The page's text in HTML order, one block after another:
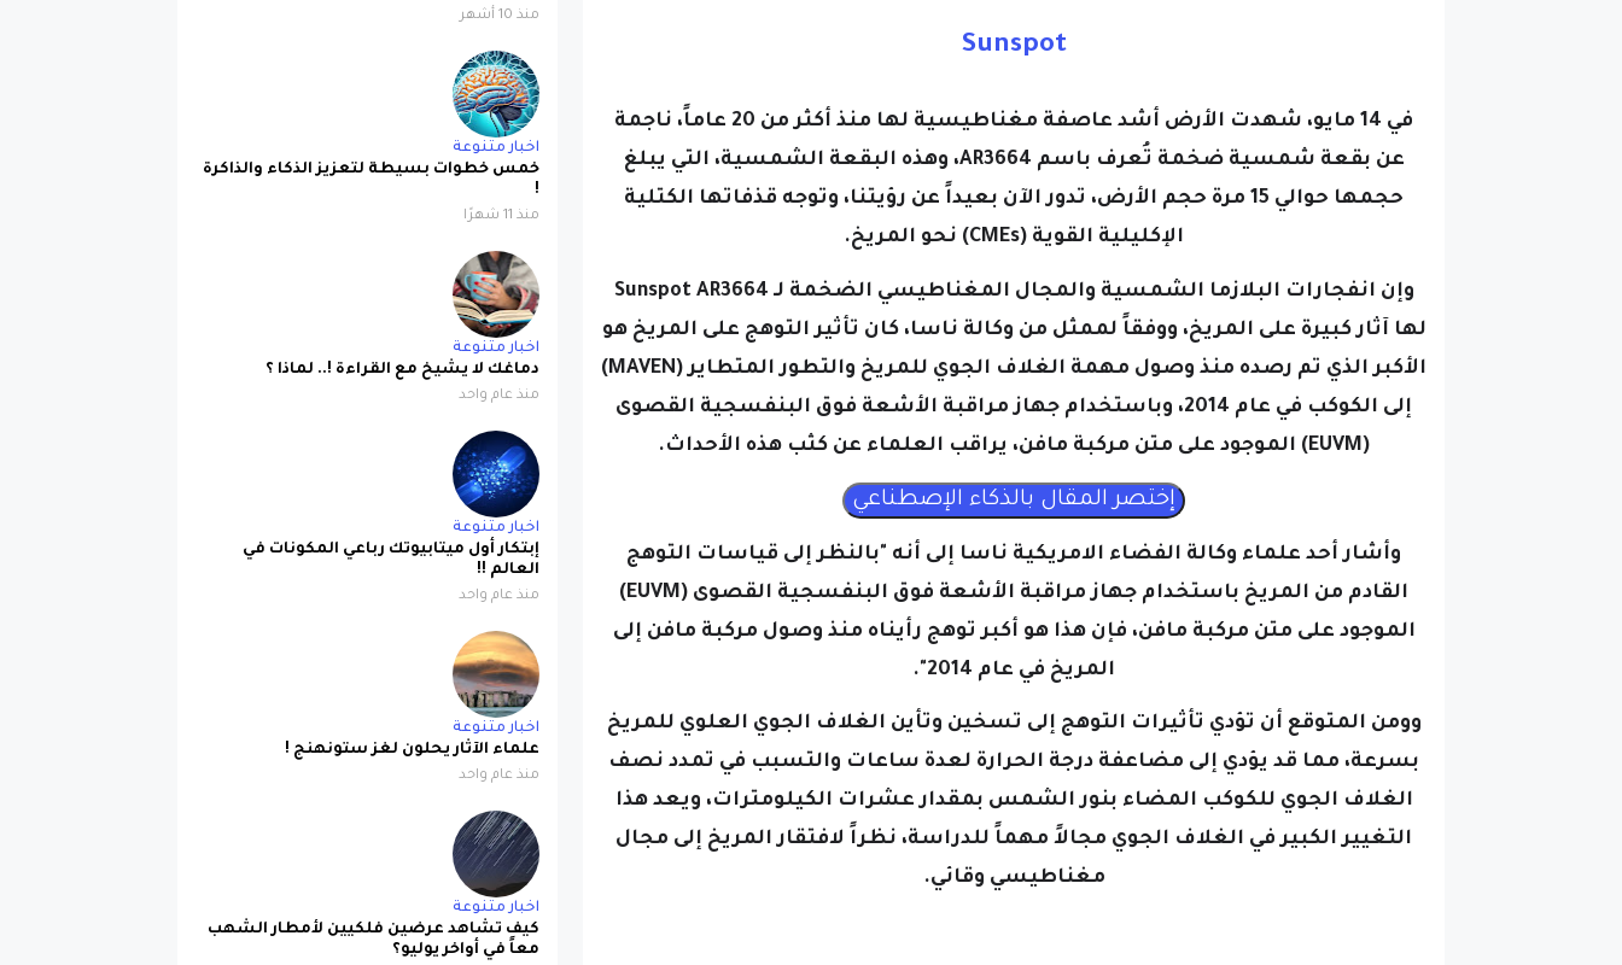
Sunspot
في 14 مايو، شهدت الأرض أشد عاصفة مغناطيسية لها منذ أكثر من 20 عاماً، ناجمة
عن بقعة شمسية ضخمة تُعرف باسم AR3664، وهذه البقعة الشمسية، التي يبلغ
حجمها حوالي 15 مرة حجم الأرض، تدور الآن بعيداً عن رؤيتنا، وتوجه قذفاتها الكتلية
الإكليلية القوية (CMEs) نحو المريخ.
وإن انفجارات البلازما الشمسية والمجال المغناطيسي الضخمة لـ Sunspot AR3664
لها آثار كبيرة على المريخ، ووفقاً لممثل من وكالة ناسا، كان تأثير التوهج على المريخ هو
الأكبر الذي تم رصده منذ وصول مهمة الغلاف الجوي للمريخ والتطور المتطاير (MAVEN)
إلى الكوكب في عام 2014، وباستخدام جهاز مراقبة الأشعة فوق البنفسجية القصوى
(EUVM) الموجود على متن مركبة مافن، يراقب العلماء عن كثب هذه الأحداث.
وأشار أحد علماء وكالة الفضاء الامريكية ناسا إلى أنه "بالنظر إلى قياسات التوهج
القادم من المريخ باستخدام جهاز مراقبة الأشعة فوق البنفسجية القصوى (EUVM)
الموجود على متن مركبة مافن، فإن هذا هو أكبر توهج رأيناه منذ وصول مركبة مافن إلى
المريخ في عام 2014".
وومن المتوقع أن تؤدي تأثيرات التوهج إلى تسخين وتأين الغلاف الجوي العلوي للمريخ
بسرعة، مما قد يؤدي إلى مضاعفة درجة الحرارة لعدة ساعات والتسبب في تمدد نصف
الغلاف الجوي للكوكب المضاء بنور الشمس بمقدار عشرات الكيلومترات، ويعد هذا
التغيير الكبير في الغلاف الجوي مجالاً مهماً للدراسة، نظراً لافتقار المريخ إلى مجال
مغناطيسي وقائي.
منذ 10 أشهر
اخبار متنوعة
خمس خطوات بسيطة لتعزيز الذكاء والذاكرة
!
منذ 11 شهرًا
اخبار متنوعة
دماغك لا يشيخ مع القراءة !.. لماذا ؟
منذ عام واحد
اخبار متنوعة
إبتكار أول ميتابيوتك رباعي المكونات في
العالم !!
منذ عام واحد
اخبار متنوعة
علماء الآثار يحلون لغز ستونهنج !
منذ عام واحد
اخبار متنوعة
كيف تشاهد عرضين فلكيين لأمطار الشهب
معاً في أواخر يوليو؟